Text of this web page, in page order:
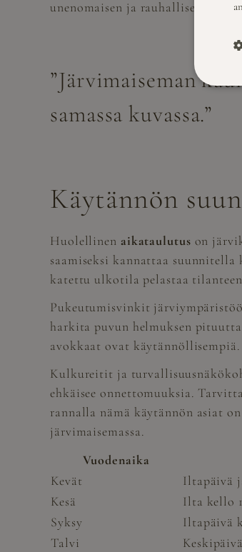
unenomaisen ja rauhallisen
”Järvimaiseman
samassa kuvassa.”
Käytännön
Huolellinen aikataulutus on
saamiseksi kannattaa
katettu ulkotila pelastaa tilanteen
Pukeutumisvinkit
harkita puvun helmuksen
avokkaat ovat
Kulkureitit ja
ehkäisee onnettomuuksia.
rannalla nämä käytännön asiat
järvimaisemassa.
Vuodenaika
Kevät
Iltapäivä
Kesä
Ilta kello
Syksy
Iltapäivä
Talvi